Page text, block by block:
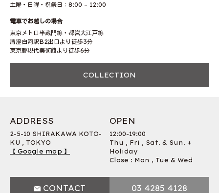
土曜・日曜・祝祭日：8:00 – 12:00
電車でお越しの場合
東京メトロ半蔵門線・都営大江戸線
清澄白河駅B2出口より徒歩3分
東京都現代美術館より徒歩6分
COLLECTION
ADDRESS
2-5-10 SHIRAKAWA KOTO-
KU , TOKYO
【 Google map 】
OPEN
12:00-19:00
Thu , Fri , Sat. & Sun. +
Holiday
Close : Mon , Tue & Wed
CONTACT 03 4285 4128